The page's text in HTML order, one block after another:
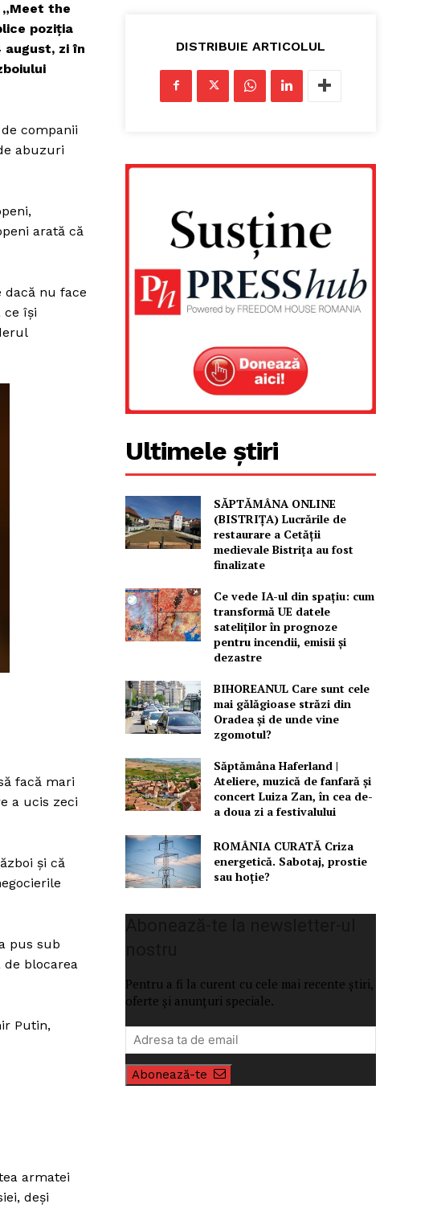
the
poziția
zi în
companii
abuzuri
arată că
dacă nu face
ce își
facă mari
a ucis zeci
și că
pus sub
blocarea
Putin,
armatei
deși
DISTRIBUIE ARTICOLUL
Ultimele știri
SĂPTĂMÂNA ONLINE
(BISTRIȚA) Lucrările de
restaurare a Cetăţii
medievale Bistriţa au fost
finalizate
Ce vede IA-ul din spațiu: cum
transformă UE datele
sateliților în prognoze
pentru incendii, emisii și
dezastre
BIHOREANUL Care sunt cele
mai gălăgioase străzi din
Oradea și de unde vine
zgomotul?
Săptămâna Haferland |
Ateliere, muzică de fanfară şi
concert Luiza Zan, în cea de-
a doua zi a festivalului
ROMÂNIA CURATĂ Criza
energetică. Sabotaj, prostie
sau hoție?
Pentru a fi la curent cu cele mai recente știri,
oferte și anunțuri speciale.
Abonează-te